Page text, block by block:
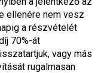
ellenére nem vesz
a részvételét
70%-át
vagy más
rugalmasan